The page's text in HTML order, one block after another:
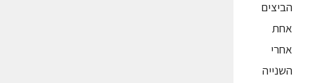
הביצים
אחת
אחרי
השנייה